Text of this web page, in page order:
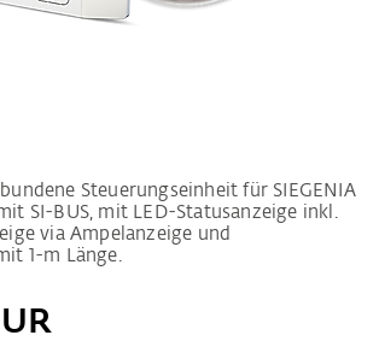
Steuerungseinheit für SIEGENIA
SI-BUS, mit LED-Statusanzeige inkl.
via Ampelanzeige und
1-m Länge.